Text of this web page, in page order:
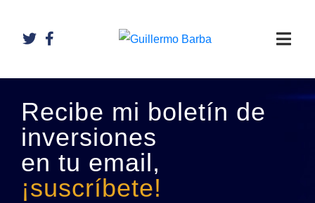
Recibe mi boletín de
inversiones
en tu email,
¡suscríbete!